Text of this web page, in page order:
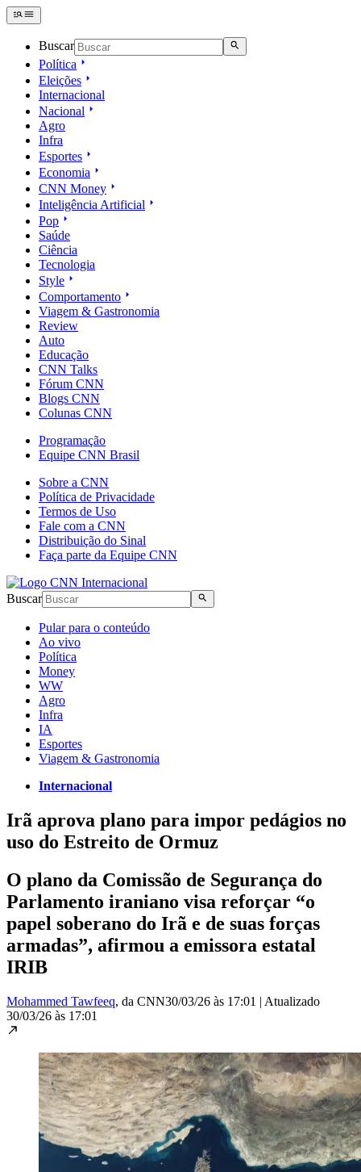
Buscar
Política
Eleições
Internacional
Nacional
Agro
Infra
Esportes
Economia
CNN Money
Inteligência Artificial
Pop
Saúde
Ciência
Tecnologia
Style
Comportamento
Viagem & Gastronomia
Review
Auto
Educação
CNN Talks
Fórum CNN
Blogs CNN
Colunas CNN
Programação
Equipe CNN Brasil
Sobre a CNN
Política de Privacidade
Termos de Uso
Fale com a CNN
Distribuição do Sinal
Faça parte da Equipe CNN
Buscar
Pular para o conteúdo
Ao vivo
Política
Money
WW
Agro
Infra
IA
Esportes
Viagem & Gastronomia
Internacional
Irã aprova plano para impor pedágios no
uso do Estreito de Ormuz
O plano da Comissão de Segurança do
Parlamento iraniano visa reforçar “o
papel soberano do Irã e de suas forças
armadas”, afirmou a emissora estatal
IRIB
Mohammed Tawfeeq, da CNN30/03/26 às 17:01 | Atualizado
30/03/26 às 17:01